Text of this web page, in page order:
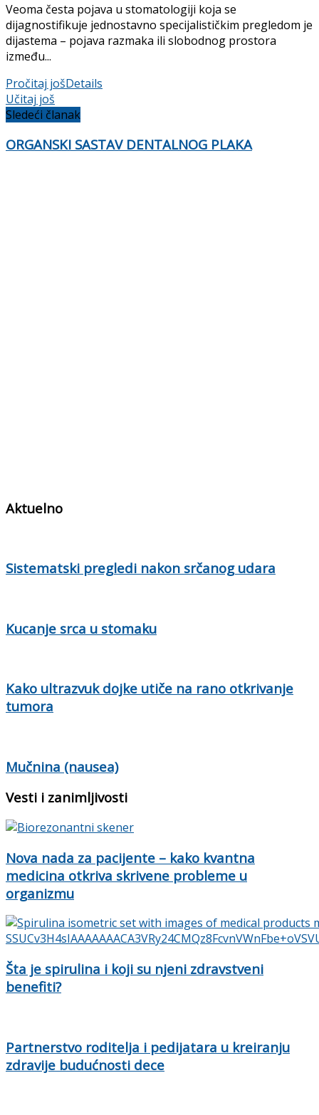
Veoma česta pojava u stomatologiji koja se
dijagnostifikuje jednostavno specijalističkim pregledom je
dijastema – pojava razmaka ili slobodnog prostora
između...
Pročitaj jošDetails
Učitaj još
Sledeći članak
ORGANSKI SASTAV DENTALNOG PLAKA
Aktuelno
Sistematski pregledi nakon srčanog udara
Kucanje srca u stomaku
Kako ultrazvuk dojke utiče na rano otkrivanje
tumora
Mučnina (nausea)
Vesti i zanimljivosti
Nova nada za pacijente – kako kvantna
medicina otkriva skrivene probleme u
organizmu
Šta je spirulina i koji su njeni zdravstveni
benefiti?
Partnerstvo roditelja i pedijatara u kreiranju
zdravije budućnosti dece